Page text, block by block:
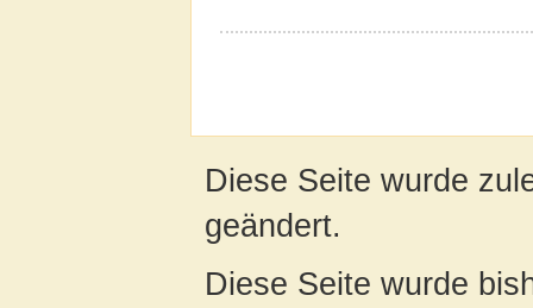
Diese Seite wurde
geändert.
Diese Seite wurde